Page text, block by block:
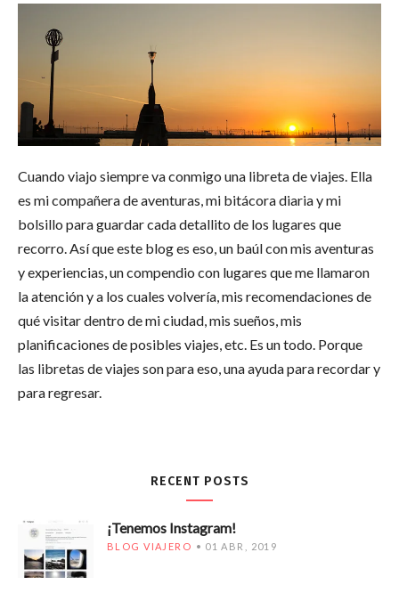
Cuando viajo siempre va conmigo una libreta de viajes. Ella
es mi compañera de aventuras, mi bitácora diaria y mi
bolsillo para guardar cada detallito de los lugares que
recorro. Así que este blog es eso, un baúl con mis aventuras
y experiencias, un compendio con lugares que me llamaron
la atención y a los cuales volvería, mis recomendaciones de
qué visitar dentro de mi ciudad, mis sueños, mis
planificaciones de posibles viajes, etc. Es un todo. Porque
las libretas de viajes son para eso, una ayuda para recordar y
para regresar.
RECENT POSTS
¡Tenemos Instagram!
BLOG VIAJERO 01 ABR, 2019